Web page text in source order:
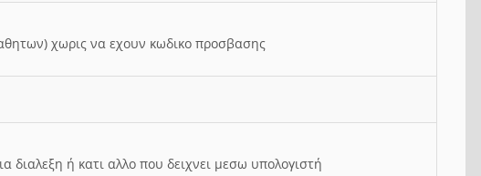
χωρις να εχουν κωδικο προσβασης
διαλεξη ή κατι αλλο που δειχνει μεσω υπολογιστή